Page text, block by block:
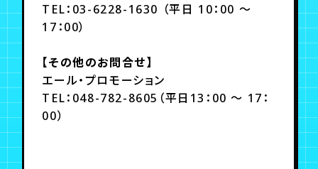
TEL：03-6228-1630 （平日 10：00 ～
17：00）
【その他のお問合せ】
エール・プロモーション
TEL：048-782-8605（平日13：00 ～ 17：
00）